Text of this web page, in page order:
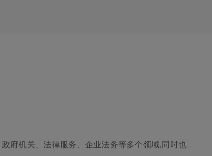
府机关、法律服务、企业法务等多个领域,同时也